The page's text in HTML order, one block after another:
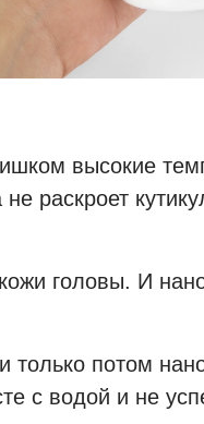
высокие
раскроет
головы. И
потом
с водой и не